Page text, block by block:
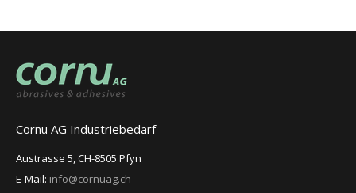
Cornu AG Industriebedarf
Austrasse 5, CH-8505 Pfyn
E-Mail: info@cornuag.ch